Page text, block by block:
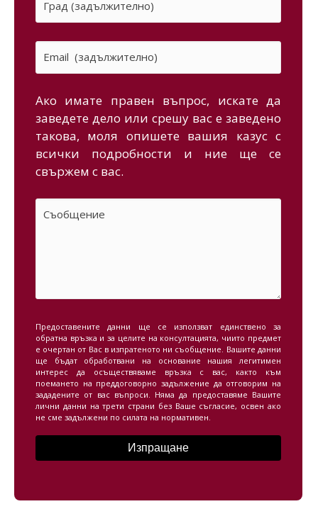
Ако имате правен въпрос, искате да
заведете дело или срешу вас е заведено
такова, моля опишете вашия казус с
всички подробности и ние ще се
свържем с вас.
Предоставените данни ще се използват единствено за
обратна връзка и за целите на консултацията, чиито предмет
е очертан от Вас в изпратеното ни съобщение. Вашите данни
ще бъдат обработвани на основание нашия легитимен
интерес да осъществяваме връзка с вас, както към
поемането на преддоговорно задължение да отговорим на
зададените от вас въпроси. Няма да предоставяме Вашите
лични данни на трети страни без Ваше съгласие, освен ако
не сме задължени по силата на нормативен.